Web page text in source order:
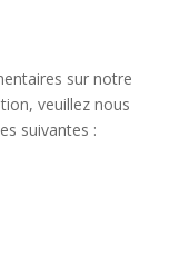
sur notre
veuillez nous
suivantes :